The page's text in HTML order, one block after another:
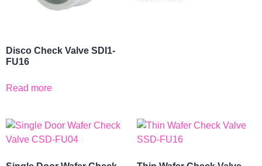
Disco Check Valve SDI1-
FU16
Read more